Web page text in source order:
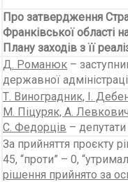
Про затвердження
Франків­ської області
Плану заходів з її
Д. Романюк –
державної
Т. Виноградник, І.
М. Піцуряк, А.
С. Федорців –
За прийняття проєкту
45, “проти” – 0,
рішення прийнято за